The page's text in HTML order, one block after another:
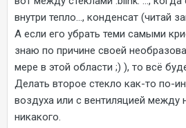
внутри тепло..., конденсат (читай
А если его убрать теми самыми
знаю по причине своей
мере в этой области ;) ), то всё
Делать второе стекло как-то по-
воздуха или с вентиляцией
никакого.